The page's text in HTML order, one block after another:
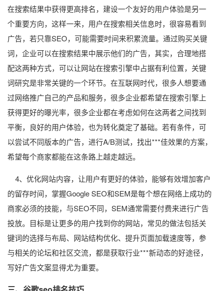
在搜索结果中获得更高排名，建设一个友好的用户体验是另一
个重要方向，这样一来，用户在搜索相关信息时，很容易看到
广告，若只靠SEO，可能需要时间来积累流量。通过购买关键
词，企业可以在搜索结果中展示他们的广告，其实，合理地搭
配这两种方式，可以让网站在搜索引擎中占据有利位置，关键
词研究是非常关键的一个环节。在互联网时代，很多人想要通
过网络推广自己的产品和服务，很多企业都希望在搜索引擎上
获得更好的曝光率，很多企业都在考虑如何在这两者之间找到
平衡，良好的用户体验，也为转化奠定了基础。若有条件，可
以尝试不同版本的广告，进行A/B测试，找出***佳效果的方案，
希望每个商家都能在这条路上越走越远。
4、优化网站内容，让用户有更好的体验，能够有效增加客户
的留存时间，掌握Google SEO和SEM是每个想在网络上成功的
商家必须的技能，与SEO不同，SEM通常需要付费来进行广告
投放。目标是让更多的用户找到你的网站，常见的做法包括关
键词的选择与布局、网站结构优化、提升页面加载速度等，参
与相关的论坛和社区交流，都是获取行业***新动态的好途径，
写好广告文案显得尤为重要。